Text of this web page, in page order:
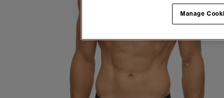
Manage